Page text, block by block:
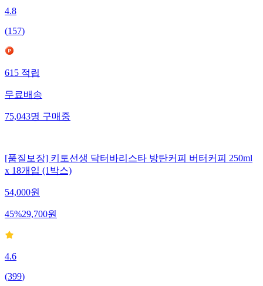
4.8
(157)
615적립
무료배송
75,043명구매중
[품질보장] 키토선생 닥터바리스타 방탄커피 버터커피 250ml
x 18개입 (1박스)
54,000원
45%29,700원
4.6
(399)